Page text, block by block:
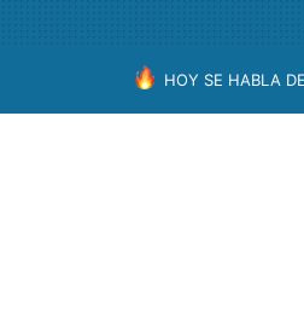
HOY SE HABLA DE